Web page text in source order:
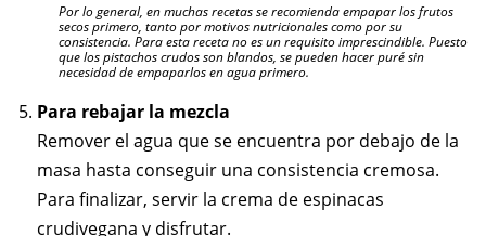
Por lo general, en muchas recetas se recomienda empapar los frutos
secos primero, tanto por motivos nutricionales como por su
consistencia. Para esta receta no es un requisito imprescindible. Puesto
que los pistachos crudos son blandos, se pueden hacer puré sin
necesidad de empaparlos en agua primero.
Para rebajar la mezcla
Remover el agua que se encuentra por debajo de la
masa hasta conseguir una consistencia cremosa.
Para finalizar, servir la crema de espinacas
crudivegana y disfrutar.